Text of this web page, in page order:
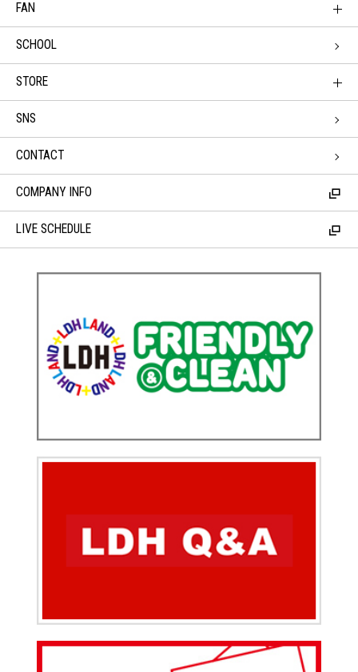
FAN
SCHOOL
STORE
SNS
CONTACT
COMPANY INFO
LIVE SCHEDULE